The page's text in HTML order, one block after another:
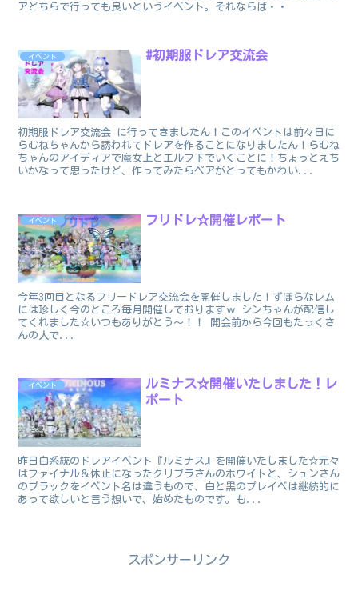
アどちらで行っても良いというイベント。それならば・・
イベント #初期服ドレア交流会
初期服ドレア交流会 に行ってきましたん！このイベントは前々日に
らむねちゃんから誘われてドレアを作ることになりましたん！らむね
ちゃんのアイディアで魔女上とエルフ下でいくことに！ちょっとえち
いかなって思ったけど、作ってみたらペアがとってもかわい...
イベント フリドレ☆開催レポート
今年3回目となるフリードレア交流会を開催しました！ずぼらなレム
には珍しく今のところ毎月開催しておりますｗ シンちゃんが配信し
てくれました☆いつもありがとう～！！ 開会前から今回もたっくさ
んの人で...
イベント
ルミナス☆開催いたしました！レ
ポート
昨日白系統のドレアイベント『ルミナス』を開催いたしました☆元々
はファイナル＆休止になったクリブラさんのホワイトと、シュンさん
のブラックをイベント名は違うもので、白と黒のプレイベは継続的に
あって欲しいと言う想いで、始めたものです。も...
スポンサーリンク